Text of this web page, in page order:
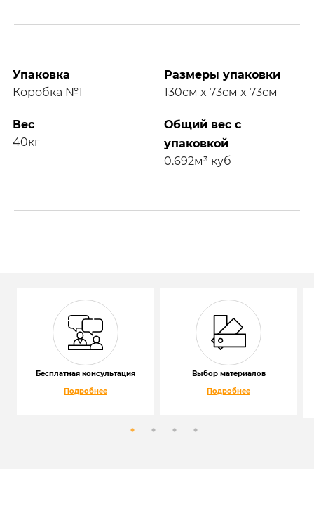
Упаковка
Коробка №1
Размеры упаковки
130см x 73см x 73см
Вес
40кг
Общий вес с
упаковкой
0.692м³ куб
Бесплатная консультация
Подробнее
Выбор материалов
Подробнее